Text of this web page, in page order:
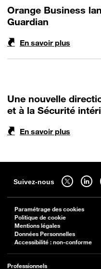
Orange Business
Guardian
En savoir plus
Une nouvelle
et à la Sécurité
En savoir plus
Suivez-nous
Suivez-nous sur
Suivez-
Paramétrage des cookies
Politique de cookie
Mentions légales
Données Personnelles
Accessibilité : non-conforme
Professionnels